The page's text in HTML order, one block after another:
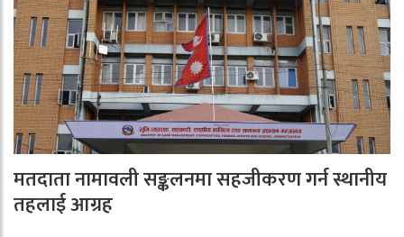
मतदाता नामावली सङ्कलनमा सहजीकरण गर्न स्थानीय
तहलाई आग्रह